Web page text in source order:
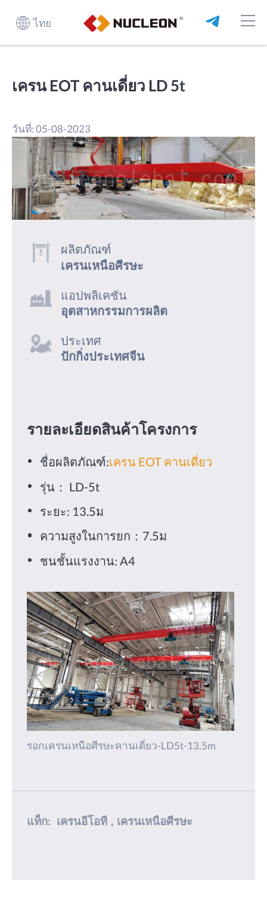
ไทย
เครน EOT คานเดี่ยว LD 5t
วันที่: 05-08-2023
ผลิตภัณฑ์
เครนเหนือศีรษะ
แอปพลิเคชัน
อุตสาหกรรมการผลิต
ประเทศ
ปักกิ่งประเทศจีน
รายละเอียดสินค้าโครงการ
ชื่อผลิตภัณฑ์:เครน EOT คานเดี่ยว
รุ่น： LD-5t
ระยะ: 13.5ม
ความสูงในการยก：7.5ม
ชนชั้นแรงงาน: A4
รอกเครนเหนือศีรษะคานเดี่ยว-LD5t-13.5m
แท็ก: เครนอีโอที , เครนเหนือศีรษะ